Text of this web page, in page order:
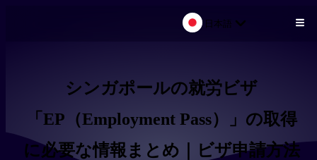
日本語
シンガポールの就労ビザ
「EP（Employment Pass）」の取得
に必要な情報まとめ｜ビザ申請方法